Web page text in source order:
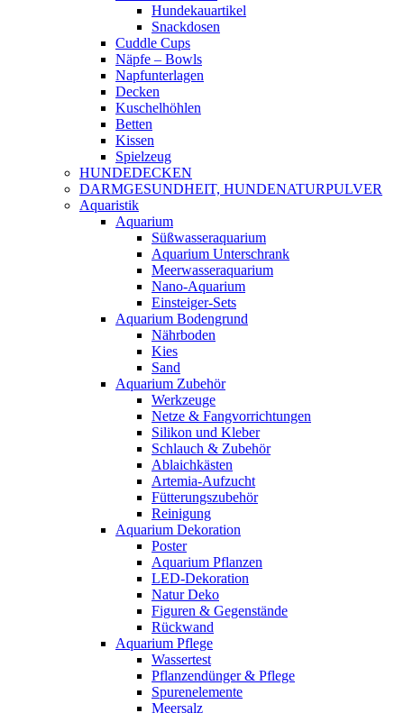
Hundekauartikel
Snackdosen
Cuddle Cups
Näpfe – Bowls
Napfunterlagen
Decken
Kuschelhöhlen
Betten
Kissen
Spielzeug
HUNDEDECKEN
DARMGESUNDHEIT, HUNDENATURPULVER
Aquaristik
Aquarium
Süßwasseraquarium
Aquarium Unterschrank
Meerwasseraquarium
Nano-Aquarium
Einsteiger-Sets
Aquarium Bodengrund
Nährboden
Kies
Sand
Aquarium Zubehör
Werkzeuge
Netze & Fangvorrichtungen
Silikon und Kleber
Schlauch & Zubehör
Ablaichkästen
Artemia-Aufzucht
Fütterungszubehör
Reinigung
Aquarium Dekoration
Poster
Aquarium Pflanzen
LED-Dekoration
Natur Deko
Figuren & Gegenstände
Rückwand
Aquarium Pflege
Wassertest
Pflanzendünger & Pflege
Spurenelemente
Meersalz